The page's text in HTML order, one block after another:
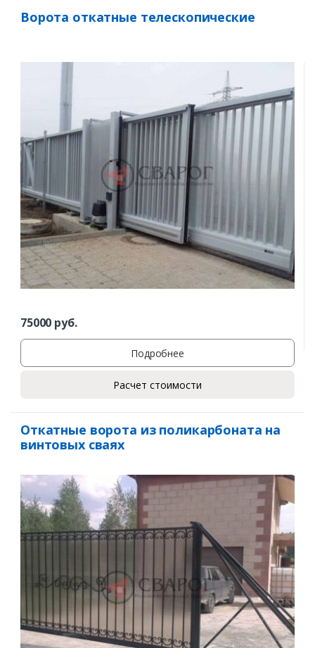
Заказать
Ваше имя*
Ворота откатные телескопические
75000 руб.
Подробнее
Расчет стоимости
Откатные ворота из поликарбоната на
винтовых сваях